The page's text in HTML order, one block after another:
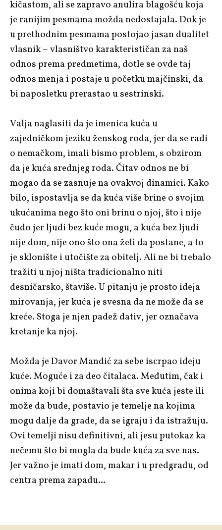
kičastom, ali se zapravo anulira blagošću koja
je ranijim pesmama možda nedostajala. Dok je
u prethodnim pesmama postojao jasan dualitet
vlasnik – vlasništvo karakterističan za naš
odnos prema predmetima, dotle se ovde taj
odnos menja i postaje u početku majčinski, da
bi naposletku prerastao u sestrinski.
Valja naglasiti da je imenica kuća u
zajedničkom jeziku ženskog roda, jer da se radi
o nemačkom, imali bismo problem, s obzirom
da je kuća srednjeg roda. Čitav odnos ne bi
mogao da se zasnuje na ovakvoj dinamici. Kako
bilo, ispostavlja se da kuća više brine o svojim
ukućanima nego što oni brinu o njoj, što i nije
čudo jer ljudi bez kuće mogu, a kuća bez ljudi
nije dom, nije ono što ona želi da postane, a to
je sklonište i utočište za obitelj. Ali ne bi trebalo
tražiti u njoj ništa tradicionalno niti
desničarsko, štaviše. U pitanju je prosto ideja
mirovanja, jer kuća je svesna da ne može da se
kreće. Stoga je njen padež dativ, jer označava
kretanje ka njoj.
Možda je Davor Mandić za sebe iscrpao ideju
kuće. Moguće i za deo čitalaca. Međutim, čak i
onima koji bi domaštavali šta sve kuća jeste ili
može da bude, postavio je temelje na kojima
mogu dalje da grade, da se igraju i da istražuju.
Ovi temelji nisu definitivni, ali jesu putokaz ka
nečemu što bi mogla da bude kuća za sve nas.
Jer važno je imati dom, makar i u predgrađu, od
centra prema zapadu...